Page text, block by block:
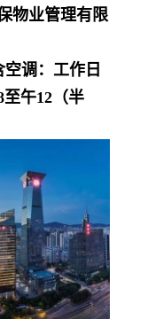
物业管理有限
空调：工作日
午12（半